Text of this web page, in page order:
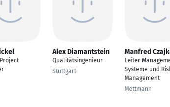
Alex Diamantstein
Qualitätsingenieur
Stuttgart
Manfred
Leiter
Systeme und
Management
Mettmann